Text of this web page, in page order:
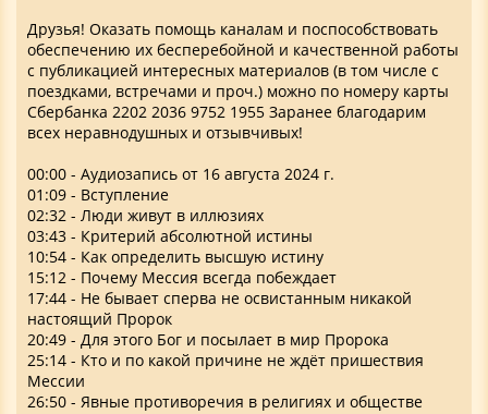
Друзья! Оказать помощь каналам и поспособствовать
обеспечению их бесперебойной и качественной работы
с публикацией интересных материалов (в том числе с
поездками, встречами и проч.) можно по номеру карты
Сбербанка 2202 2036 9752 1955 Заранее благодарим
всех неравнодушных и отзывчивых!
00:00 - Аудиозапись от 16 августа 2024 г.
01:09 - Вступление
02:32 - Люди живут в иллюзиях
03:43 - Критерий абсолютной истины
10:54 - Как определить высшую истину
15:12 - Почему Мессия всегда побеждает
17:44 - Не бывает сперва не освистанным никакой
настоящий Пророк
20:49 - Для этого Бог и посылает в мир Пророка
25:14 - Кто и по какой причине не ждёт пришествия
Мессии
26:50 - Явные противоречия в религиях и обществе